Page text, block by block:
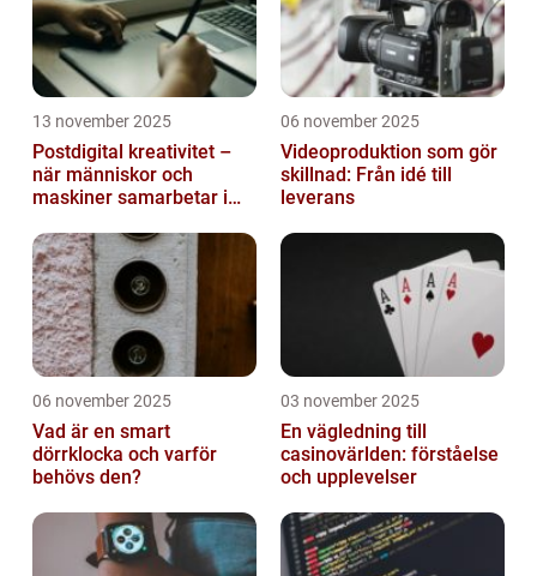
13 november 2025
Postdigital kreativitet –
när människor och
maskiner samarbetar i
06 november 2025
Videoproduktion som gör
skillnad: Från idé till
leverans
06 november 2025
Vad är en smart
dörrklocka och varför
behövs den?
03 november 2025
En vägledning till
casinovärlden: förståelse
och upplevelser